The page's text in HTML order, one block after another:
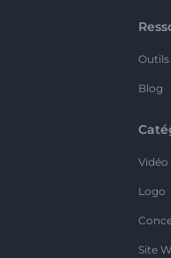
Outils
Blog
Vidéo
Logo
Site